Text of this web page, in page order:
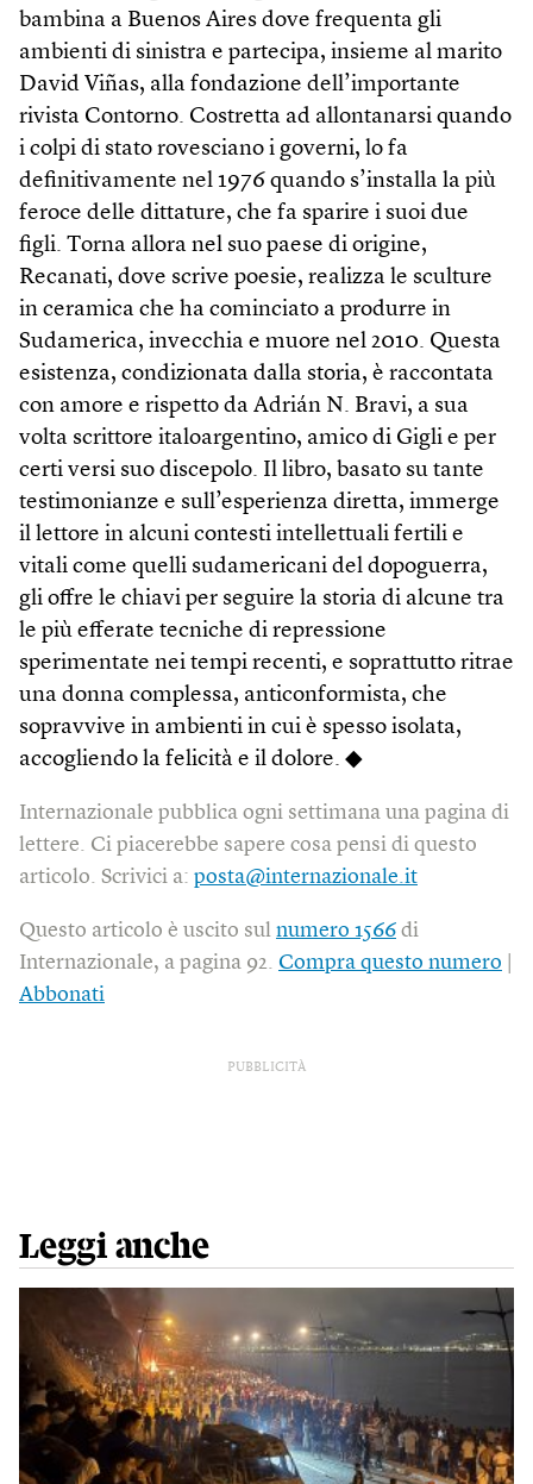
bambina a Buenos Aires dove frequenta gli
ambienti di sinistra e partecipa, insieme al marito
David Viñas, alla fondazione dell’importante
rivista Contorno. Costretta ad allontanarsi quando
i colpi di stato rovesciano i governi, lo fa
definitivamente nel 1976 quando s’installa la più
feroce delle dittature, che fa sparire i suoi due
figli. Torna allora nel suo paese di origine,
Recanati, dove scrive poesie, realizza le sculture
in ceramica che ha cominciato a produrre in
Sudamerica, invecchia e muore nel 2010. Questa
esistenza, condizionata dalla storia, è raccontata
con amore e rispetto da Adrián N. Bravi, a sua
volta scrittore italoargentino, amico di Gigli e per
certi versi suo discepolo. Il libro, basato su tante
testimonianze e sull’esperienza diretta, immerge
il lettore in alcuni contesti intellettuali fertili e
vitali come quelli sudamericani del dopoguerra,
gli offre le chiavi per seguire la storia di alcune tra
le più efferate tecniche di repressione
sperimentate nei tempi recenti, e soprattutto ritrae
una donna complessa, anticonformista, che
sopravvive in ambienti in cui è spesso isolata,
accogliendo la felicità e il dolore. ◆
Internazionale pubblica ogni settimana una pagina di
lettere. Ci piacerebbe sapere cosa pensi di questo
articolo. Scrivici a: posta@internazionale.it
Questo articolo è uscito sul numero 1566 di
Internazionale, a pagina 92. Compra questo numero
Abbonati
PUBBLICITÀ
Leggi anche